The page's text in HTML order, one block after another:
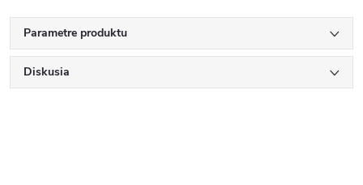
Parametre produktu
Diskusia